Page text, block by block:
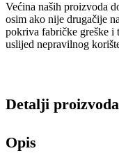
Većina naših proizvoda
osim ako nije drugačije
pokriva fabričke greške i
uslijed nepravilnog
Detalji proizvoda
Opis